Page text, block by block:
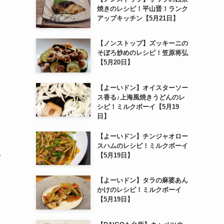
焼きのレシピ！平山晋！ランク
アップキッチン【5月21日】
【ノンストップ】ズッキーニの
そぼろ炒めのレシピ！笠原将弘
【5月20日】
【よーいドン】オイスターソー
ス香る♪上海風焼きうどんのレ
シピ！ミルクボーイ【5月19
日】
【よーいドン】チンジャオロー
スハムのレシピ！ミルクボーイ
【5月19日】
【よーいドン】タラの麻婆あん
かけのレシピ！ミルクボーイ
【5月19日】